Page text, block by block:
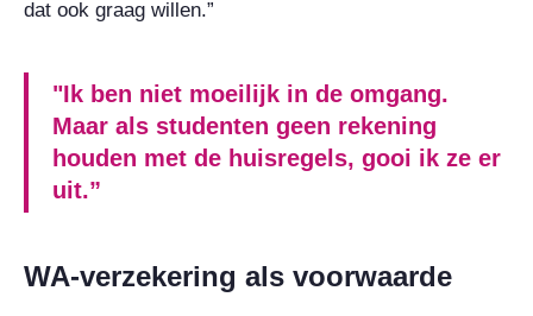
dat ook graag willen.”
"Ik ben niet moeilijk in de omgang.
Maar als studenten geen rekening
houden met de huisregels, gooi ik ze er
uit.”
WA-verzekering als voorwaarde